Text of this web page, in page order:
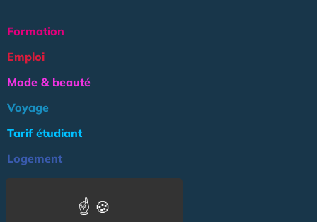
Formation
Emploi
Mode & beauté
Voyage
Tarif étudiant
Logement